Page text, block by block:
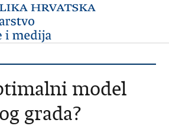
model
grada?